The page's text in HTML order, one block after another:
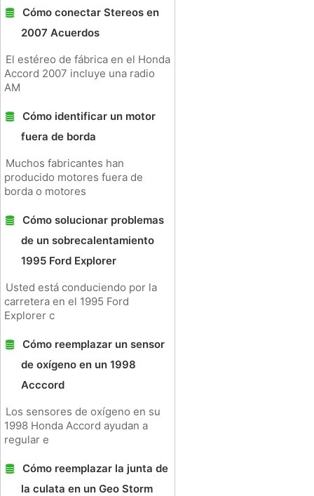
Cómo conectar Stereos en
2007 Acuerdos
El estéreo de fábrica en el Honda
Accord 2007 incluye una radio
AM
Cómo identificar un motor
fuera de borda
Muchos fabricantes han
producido motores fuera de
borda o motores
Cómo solucionar problemas
de un sobrecalentamiento
1995 Ford Explorer
Usted está conduciendo por la
carretera en el 1995 Ford
Explorer c
Cómo reemplazar un sensor
de oxígeno en un 1998
Acccord
Los sensores de oxígeno en su
1998 Honda Accord ayudan a
regular e
Cómo reemplazar la junta de
la culata en un Geo Storm